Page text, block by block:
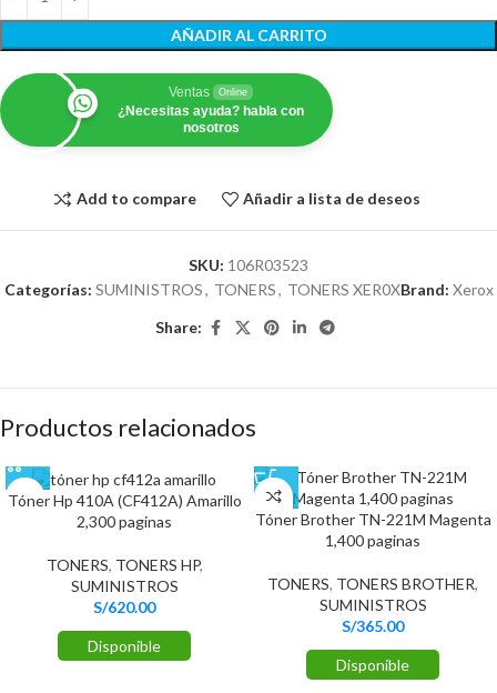
AÑADIR AL CARRITO
Ventas Online
¿Necesitas ayuda? habla con
nosotros
Add to compare Añadir a lista de deseos
SKU: 106R03523
Categorías: SUMINISTROS, TONERS, TONERS XER0XBrand: Xerox
Share:
Productos relacionados
Tóner Hp 410A (CF412A) Amarillo
2,300 paginas
TONERS, TONERS HP,
SUMINISTROS
S/620.00
Disponible
Tóner Brother TN-221M Magenta
1,400 paginas
TONERS, TONERS BROTHER,
SUMINISTROS
S/365.00
Disponible